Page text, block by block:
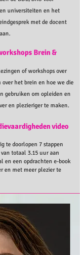
universiteiten en het
met de docent
Brein &
of workshops over
het brein en hoe we die
gebruiken om opleiden en
en plezieriger te maken.
video
te doorlopen 7 stappen
totaal 3.15 uur aan
en een opdrachten e-book
en met meer plezier te